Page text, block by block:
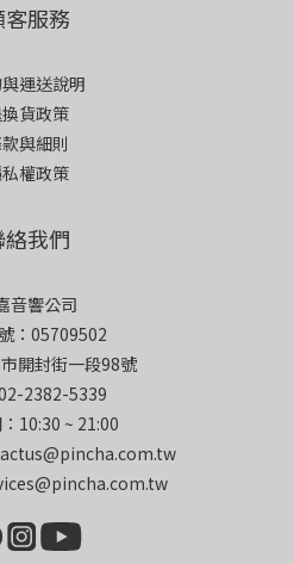
客服務
運送說明
貨政策
與細則
權政策
絡我們
音響公司
：05709502
開封街一段98號
2382-5339
10:30 ~ 21:00